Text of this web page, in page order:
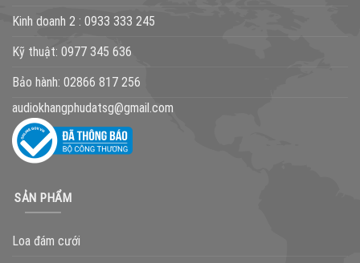
Kinh doanh 2 : 0933 333 245
Kỹ thuật: 0977 345 636
Bảo hành: 02866 817 256
audiokhangphudatsg@gmail.com
SẢN PHẨM
Loa đám cưới